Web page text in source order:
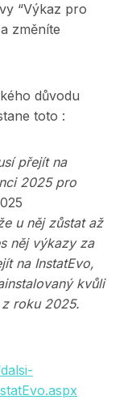
“Výkaz pro
změníte
důvodu
toto :
přejít na
2025 pro
u něj zůstat až
něj výkazy za
na InstatEvo,
kvůli
roku 2025.